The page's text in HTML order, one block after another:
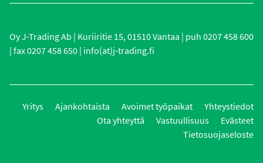
Oy J-Trading Ab | Kuriiritie 15, 01510 Vantaa | puh 0207 458 600
| fax 0207 458 650 | info(at)j-trading.fi
Yritys Ajankohtaista Avoimet työpaikat
Yhteystiedot
Ota yhteyttä
Vastuullisuus
Evästeet
Tietosuojaseloste